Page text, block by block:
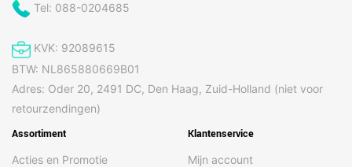
Tel: 088-0204685
KVK: 92089615
BTW: NL865880669B01
Adres: Oder 20, 2491 DC, Den Haag, Zuid-Holland (niet voor
retourzendingen)
Assortiment
Acties en Promotie
Klantenservice
Mijn account